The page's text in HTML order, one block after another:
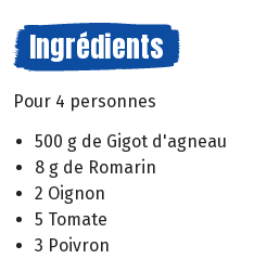
Ingrédients
Pour 4 personnes
500 g de Gigot d'agneau
8 g de Romarin
2 Oignon
5 Tomate
3 Poivron